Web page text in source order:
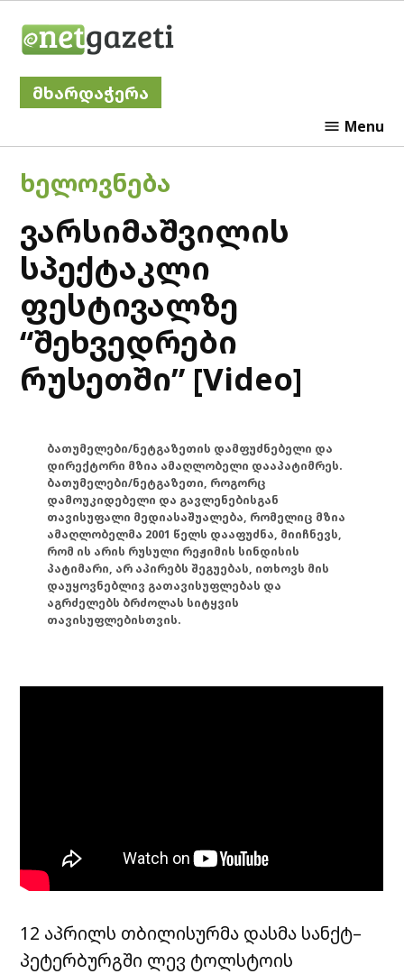
მხარდაჭერა
Menu
POSTED
ᲮᲔᲚᲝᲕᲜᲔᲑᲐ
ვარსიმაშვილის
სპექტაკლი
ფესტივალზე
“შეხვედრები
რუსეთში” [Video]
ბათუმელები/ნეტგაზეთის დამფუძნებელი და
დირექტორი მზია ამაღლობელი დააპატიმრეს.
ბათუმელები/ნეტგაზეთი, როგორც
დამოუკიდებელი და გავლენებისგან
თავისუფალი მედიასაშუალება, რომელიც მზია
ამაღლობელმა 2001 წელს დააფუძნა, მიიჩნევს,
რომ ის არის რუსული რეჟიმის სინდისის
პატიმარი, არ აპირებს შეგუებას, ითხოვს მის
დაუყოვნებლივ გათავისუფლებას და
აგრძელებს ბრძოლას სიტყვის
თავისუფლებისთვის.
12 აპრილს თბილისურმა დასმა სანქტ–
პეტერბურგში ლევ ტოლსტოის